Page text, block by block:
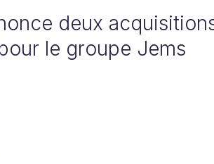
deux
le groupe Jems